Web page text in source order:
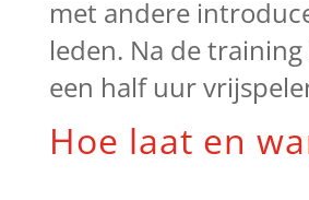
met andere
leden. Na de
een half uur
Hoe laat en